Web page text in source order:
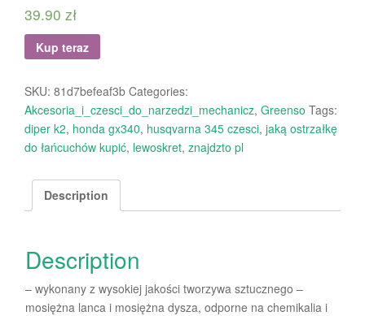
39.90 zł
Kup teraz
SKU: 81d7befeaf3b Categories:
Akcesoria_i_czesci_do_narzedzi_mechanicz, Greenso Tags:
diper k2, honda gx340, husqvarna 345 czesci, jaką ostrzałkę
do łańcuchów kupić, lewoskret, znajdzto pl
Description
Description
– wykonany z wysokiej jakości tworzywa sztucznego –
mosiężna lanca i mosiężna dysza, odporne na chemikalia i